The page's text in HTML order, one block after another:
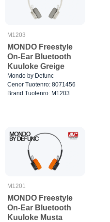
M1203
MONDO Freestyle
On-Ear Bluetooth
Kuuloke Greige
Mondo by Defunc
Cenor Tuotenro: 8071456
Brand Tuotenro: M1203
M1201
MONDO Freestyle
On-Ear Bluetooth
Kuuloke Musta